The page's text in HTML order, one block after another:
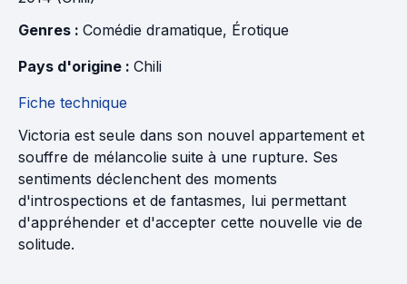
Genres : Comédie dramatique, Érotique
Pays d'origine : Chili
Fiche technique
Victoria est seule dans son nouvel appartement et
souffre de mélancolie suite à une rupture. Ses
sentiments déclenchent des moments
d'introspections et de fantasmes, lui permettant
d'appréhender et d'accepter cette nouvelle vie de
solitude.